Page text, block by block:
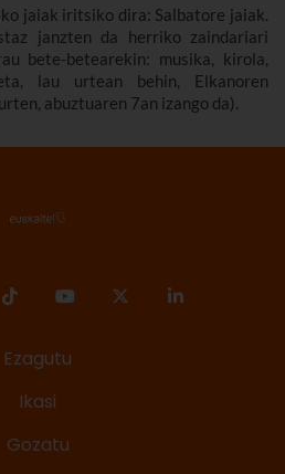
jaiak iritsiko dira: Salbatore jaiak.
janzten da herriko zaindariari
bete-betearekin: musika, kirola,
lau urtean behin, Elkanoren
abuztuaren 7an izango da).
Ezagutu
Ikasi
Gozatu